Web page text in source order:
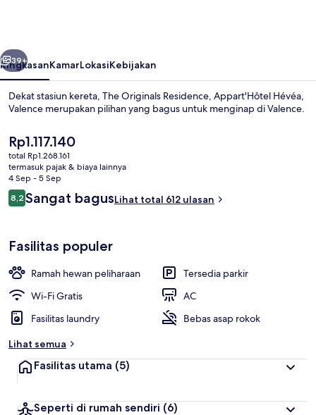
Valence
Berikutnya
39+
RingkasanKamarLokasiKebijakan
Dekat stasiun kereta, The Originals Residence, Appart'Hôtel Hévéa,
Valence merupakan pilihan yang bagus untuk menginap di Valence.
Harga
saat
ini
Rp1.117.140
Rp1.117.140
total Rp1.268.161
termasuk pajak & biaya lainnya
4 Sep - 5 Sep
Ulasan
8,28,2 dari 10
Sangat bagusLihat total 612 ulasan
Fasilitas populer
Ramah hewan peliharaan
Tersedia parkir
Wi-Fi Gratis
AC
Fasilitas laundry
Bebas asap rokok
Lihat semua
Fasilitas utama (5)
Seperti di rumah sendiri (6)